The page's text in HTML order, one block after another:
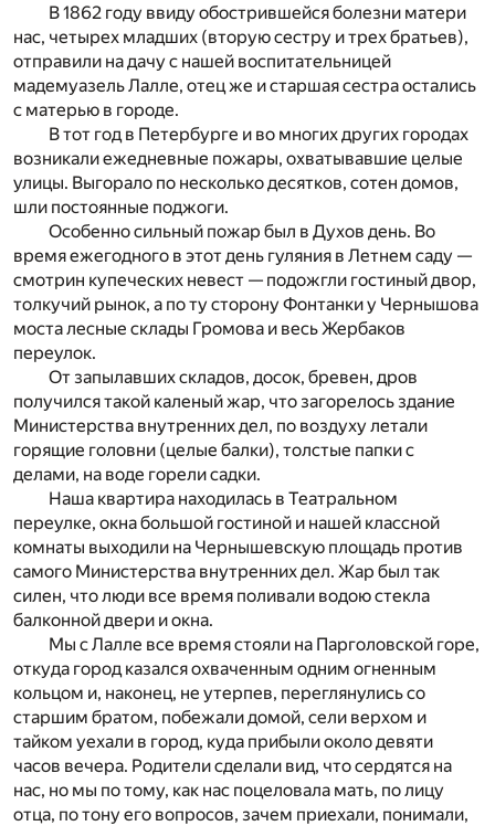
В 1862 году ввиду обострившейся болезни матери
нас, четырех младших (вторую сестру и трех братьев),
отправили на дачу с нашей воспитательницей
мадемуазель Лалле, отец же и старшая сестра остались
с матерью в городе.
В тот год в Петербурге и во многих других городах
возникали ежедневные пожары, охватывавшие целые
улицы. Выгорало по несколько десятков, сотен домов,
шли постоянные поджоги.
Особенно сильный пожар был в Духов день. Во
время ежегодного в этот день гуляния в Летнем саду —
смотрин купеческих невест — подожгли гостиный двор,
толкучий рынок, а по ту сторону Фонтанки у Чернышова
моста лесные склады Громова и весь Жербаков
переулок.
От запылавших складов, досок, бревен, дров
получился такой каленый жар, что загорелось здание
Министерства внутренних дел, по воздуху летали
горящие головни (целые балки), толстые папки с
делами, на воде горели садки.
Наша квартира находилась в Театральном
переулке, окна большой гостиной и нашей классной
комнаты выходили на Чернышевскую площадь против
самого Министерства внутренних дел. Жар был так
силен, что люди все время поливали водою стекла
балконной двери и окна.
Мы с Лалле все время стояли на Парголовской горе,
откуда город казался охваченным одним огненным
кольцом и, наконец, не утерпев, переглянулись со
старшим братом, побежали домой, сели верхом и
тайком уехали в город, куда прибыли около девяти
часов вечера. Родители сделали вид, что сердятся на
нас, но мы по тому, как нас поцеловала мать, по лицу
отца, по тону его вопросов, зачем приехали, понимали,